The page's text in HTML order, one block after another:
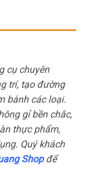
cụ chuyên
trí, tạo đường
bánh các loại.
gỉ bền chắc,
thực phẩm,
Quý khách
Shopđể